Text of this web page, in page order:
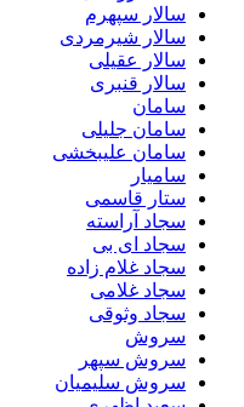
سالار سپهرم
سالار شیرمردی
سالار عقیلی
سالار قنبری
سامان
سامان جلیلی
سامان علیبخشی
سامیار
ستار قاسمی
سجاد آراسته
سجاد ای بی
سجاد غلام زاده
سجاد غلامی
سجاد وثوقى
سروش
سروش سپهر
سروش سلیمیان